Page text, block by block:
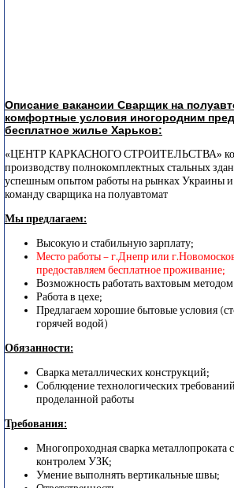
Описание вакансии Сварщик на
комфортные условия иногородним
бесплатное жилье Харьков:
«ЦЕНТР КАРКАСНОГО СТРОИТЕЛЬСТВА»
производству полнокомплектных стальных
успешным опытом работы на рынках Украины
команду сварщика на полуавтомат
Мы предлагаем:
Высокую и стабильную зарплату;
Место работы – г.Днепр или
предоставляем бесплатное проживание;
Возможность работать вахтовым
Работа в цехе;
Предлагаем хорошие бытовые условия
горячей водой)
Обязанности:
Сварка металлических конструкций;
Соблюдение технологических
проделанной работы
Требования:
Многопроходная сварка
контролем УЗК;
Умение выполнять вертикальные швы;